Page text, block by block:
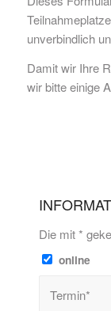
unverbindlich
Damit wir Ihre
wir bitte einige
Die mit *
online